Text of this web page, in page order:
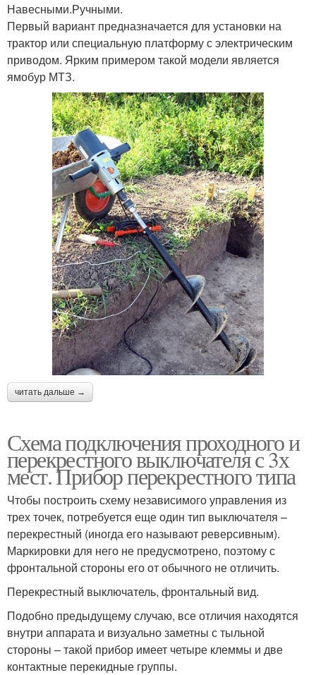
Навесными.Ручными.
Первый вариант предназначается для установки на
трактор или специальную платформу с электрическим
приводом. Ярким примером такой модели является
ямобур МТЗ.
читать дальше →
Схема подключения проходного и
перекрестного выключателя с 3х
мест. Прибор перекрестного типа
Чтобы построить схему независимого управления из
трех точек, потребуется еще один тип выключателя –
перекрестный (иногда его называют реверсивным).
Маркировки для него не предусмотрено, поэтому с
фронтальной стороны его от обычного не отличить.
Перекрестный выключатель, фронтальный вид.
Подобно предыдущему случаю, все отличия находятся
внутри аппарата и визуально заметны с тыльной
стороны – такой прибор имеет четыре клеммы и две
контактные перекидные группы.